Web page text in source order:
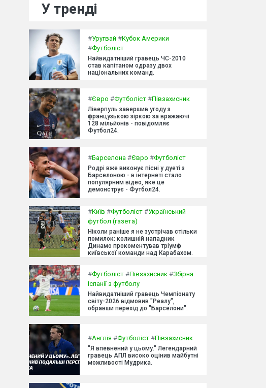
У тренді
#Уругвай #Кубок Америки
#Футболіст
Найвидатніший гравець ЧС-2010
став капітаном одразу двох
національних команд.
#Євро #Футболіст #Півзахисник
Ліверпуль завершив угоду з
французькою зіркою за вражаючі
128 мільйонів - повідомляє
Футбол24.
#Барселона #Євро #Футболіст
Родрі вже виконує пісні у дуеті з
Барселоною - в інтернеті стало
популярним відео, яке це
демонструє - Футбол24.
#Київ #Футболіст #Український
футбол (газета)
Ніколи раніше я не зустрічав стільки
помилок: колишній нападник
Динамо прокоментував тріумф
київської команди над Карабахом.
#Футболіст #Півзахисник #Збірна
Іспанії з футболу
Найвидатніший гравець Чемпіонату
світу-2026 відмовив "Реалу",
обравши перехід до "Барселони".
#Англія #Футболіст #Півзахисник
"Я впевнений у цьому." Легендарний
гравець АПЛ високо оцінив майбутні
можливості Мудрика.